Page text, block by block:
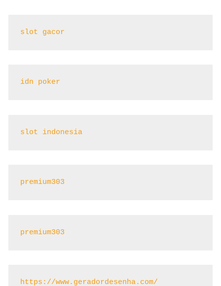
slot gacor
idn poker
slot indonesia
premium303
premium303
https://www.geradordesenha.com/